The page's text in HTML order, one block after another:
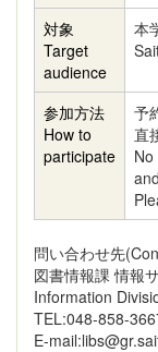
対象
Target
audience
本
参加方法
How to
participate
予
直
問い合わせ先
図書情報課 情報
Information
TEL:048-858-
E-